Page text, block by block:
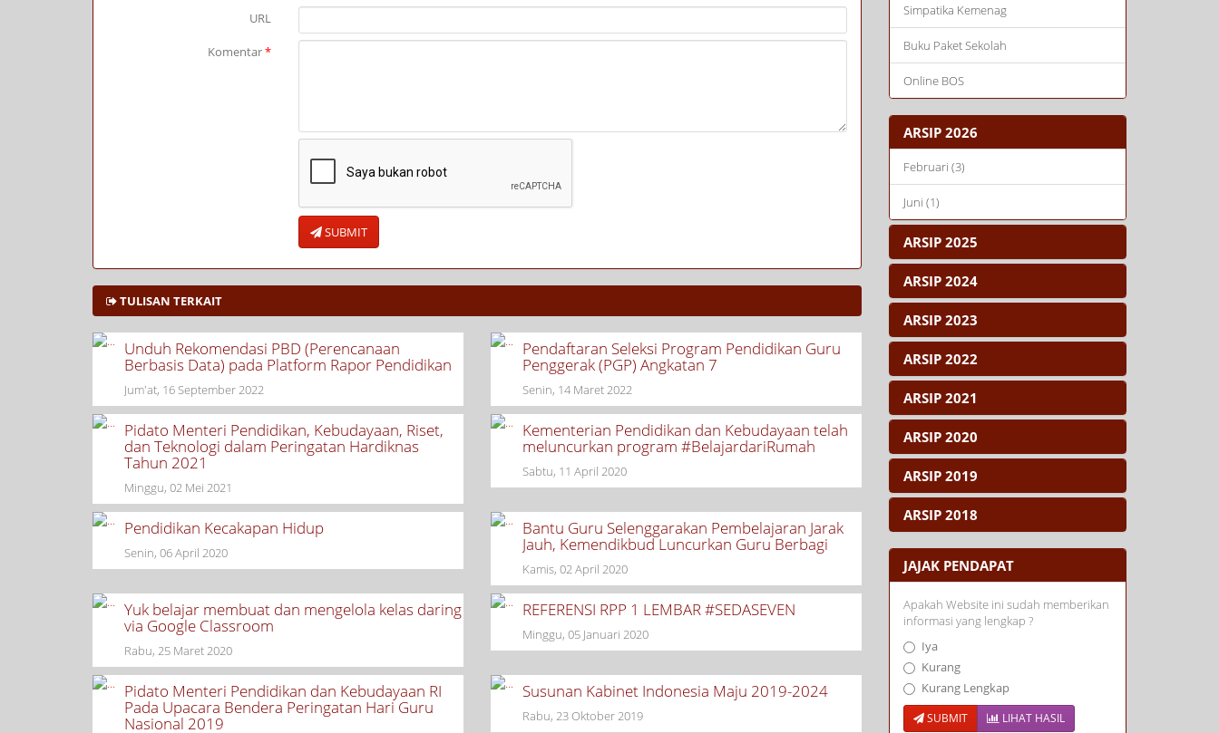
URL
Komentar*
SUBMIT
TULISAN TERKAIT
Unduh Rekomendasi PBD (Perencanaan
Berbasis Data) pada Platform Rapor Pendidikan
Jum'at, 16 September 2022
Pendaftaran Seleksi Program Pendidikan Guru
Penggerak (PGP) Angkatan 7
Senin, 14 Maret 2022
Pidato Menteri Pendidikan, Kebudayaan, Riset,
dan Teknologi dalam Peringatan Hardiknas
Tahun 2021
Minggu, 02 Mei 2021
Kementerian Pendidikan dan Kebudayaan telah
meluncurkan program #BelajardariRumah
Sabtu, 11 April 2020
Pendidikan Kecakapan Hidup
Senin, 06 April 2020
Bantu Guru Selenggarakan Pembelajaran Jarak
Jauh, Kemendikbud Luncurkan Guru Berbagi
Kamis, 02 April 2020
Yuk belajar membuat dan mengelola kelas daring
via Google Classroom
Rabu, 25 Maret 2020
REFERENSI RPP 1 LEMBAR #SEDASEVEN
Minggu, 05 Januari 2020
Pidato Menteri Pendidikan dan Kebudayaan RI
Pada Upacara Bendera Peringatan Hari Guru
Nasional 2019
Susunan Kabinet Indonesia Maju 2019-2024
Rabu, 23 Oktober 2019
Simpatika Kemenag
Buku Paket Sekolah
Online BOS
ARSIP 2026
Februari (3)
Juni (1)
ARSIP 2025
ARSIP 2024
ARSIP 2023
ARSIP 2022
ARSIP 2021
ARSIP 2020
ARSIP 2019
ARSIP 2018
JAJAK PENDAPAT
Apakah Website ini sudah memberikan
informasi yang lengkap ?
Iya
Kurang
Kurang Lengkap
SUBMIT LIHAT HASIL